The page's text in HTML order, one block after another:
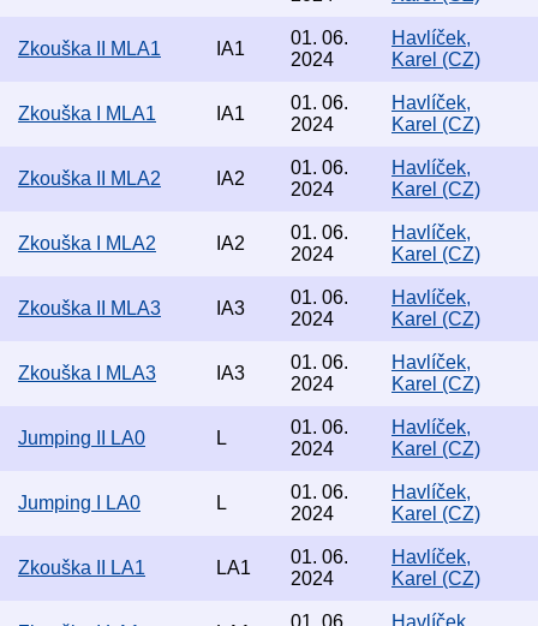
Zkouška II MLA1 IA1
01. 06.
2024
Havlíček,
Karel (CZ)
Zkouška I MLA1 IA1
01. 06.
2024
Havlíček,
Karel (CZ)
Zkouška II MLA2 IA2
01. 06.
2024
Havlíček,
Karel (CZ)
Zkouška I MLA2 IA2
01. 06.
2024
Havlíček,
Karel (CZ)
Zkouška II MLA3 IA3
01. 06.
2024
Havlíček,
Karel (CZ)
Zkouška I MLA3 IA3
01. 06.
2024
Havlíček,
Karel (CZ)
Jumping II LA0 L
01. 06.
2024
Havlíček,
Karel (CZ)
Jumping I LA0 L
01. 06.
2024
Havlíček,
Karel (CZ)
Zkouška II LA1 LA1
01. 06.
2024
Havlíček,
Karel (CZ)